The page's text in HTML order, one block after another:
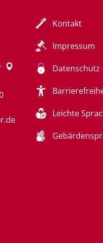
Kontakt
Impressum
Datenschutz
Leichte